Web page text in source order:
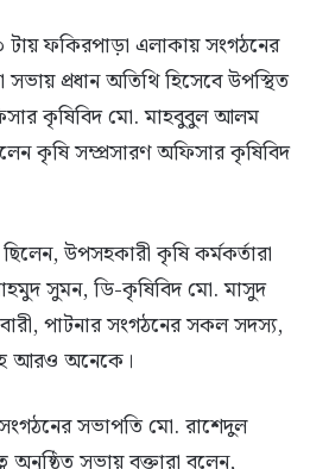
ফকিরপাড়া এলাকায় সংগঠনের
প্রধান অতিথি হিসেবে উপস্থিত
কৃষিবিদ মো. মাহবুবুল আলম
কৃষি সম্প্রসারণ অফিসার কৃষিবিদ
উপসহকারী কৃষি কর্মকর্তারা
সুমন, ডি-কৃষিবিদ মো. মাসুদ
পাটনার সংগঠনের সকল সদস্য,
আরও অনেকে।
সভাপতি মো. রাশেদুল